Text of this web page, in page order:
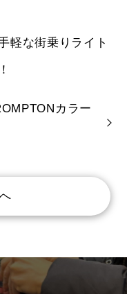
軽な街乗りライト
カラー